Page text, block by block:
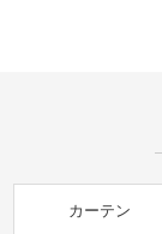
カーテン